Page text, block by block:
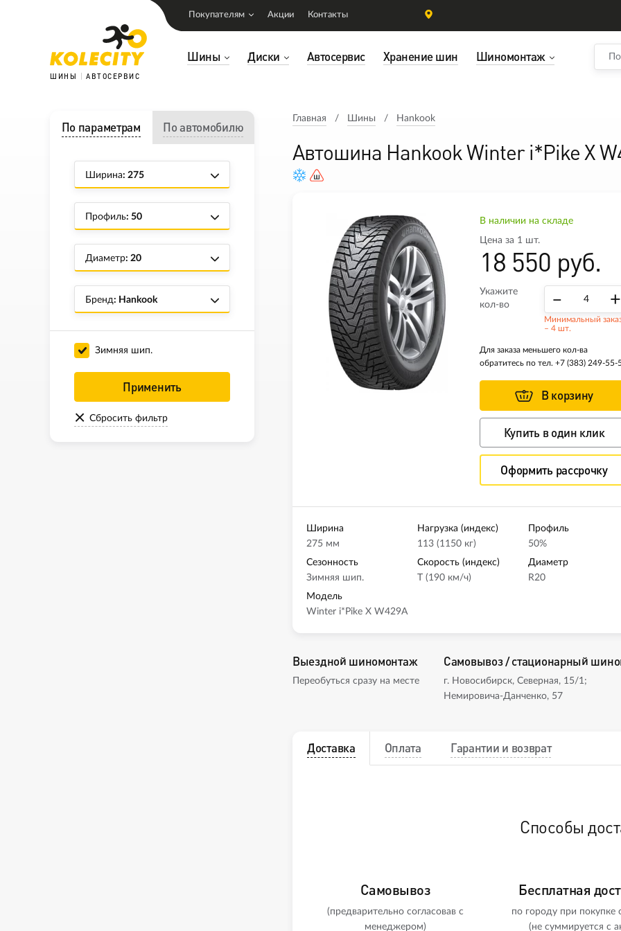
ШИНЫ АВТОСЕРВИС
Шины Диски Автосервис Хранение шин Шиномонтаж
Покупателям Акции Контакты
Главная Шины Hankook
Автошина Hankook Winter i*Pike X
По параметрам По автомобилю
Ширина: 275
Профиль: 50
Диаметр: 20
Бренд: Hankook
Зимняя шип.
Применить
Сбросить фильтр
В наличии на складе
Цена за 1 шт.
18 550 руб.
Укажите
кол-во
– +
Минимальный
– 4 шт.
Для заказа меньшего кол-ва
обратитесь по тел. +7 (383) 249-55-
В корзину
Купить в один клик
Оформить рассрочку
Ширина
275 мм
Нагрузка (индекс)
113 (1150 кг)
Профиль
50%
Сезонность
Зимняя шип.
Скорость (индекс)
T (190 км/ч)
Диаметр
R20
Модель
Winter i*Pike X W429A
Выездной шиномонтаж
Переобуться сразу на месте
Самовывоз / стационарный
г. Новосибирск, Северная, 15/1;
Немировича-Данченко, 57
Доставка Оплата Гарантии и возврат
Способы
Самовывоз
(предварительно согласовав с
менеджером)
Бесплатная
по городу при покупке
(не суммируется с